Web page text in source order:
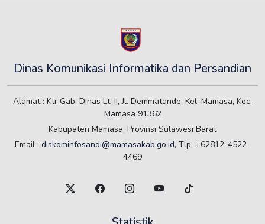
Dinas Komunikasi Informatika dan Persandian
Alamat : Ktr Gab. Dinas Lt. II, Jl. Demmatande, Kel. Mamasa, Kec.
Mamasa 91362
Kabupaten Mamasa, Provinsi Sulawesi Barat
Email : diskominfosandi@mamasakab.go.id, Tlp. +62812-4522-
4469